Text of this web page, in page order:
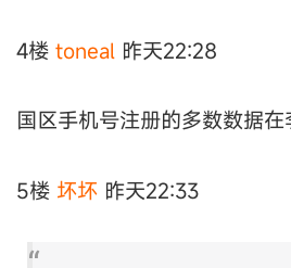
4楼 toneal 昨天22:28
国区手机号注册的多数数据
5楼 坏坏 昨天22:33